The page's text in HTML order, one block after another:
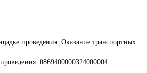
проведения: Оказание транспортных
0869400000324000004